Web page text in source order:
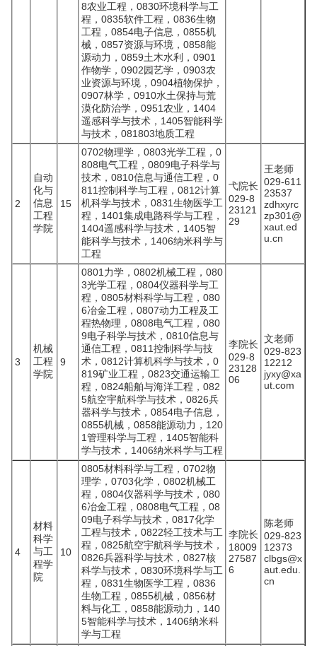
8农业工程，0830环境科学与工
程，0835软件工程，0836生物
工程，0854电子信息，0855机
械，0857资源与环境，0858能
源动力，0859土木水利，0901
作物学，0902园艺学，0903农
业资源与环境，0904植物保护，
0907林学，0910水土保持与荒
漠化防治学，0951农业，1404
遥感科学与技术，1405智能科学
与技术，081803地质工程
2
自动
化与
信息
工程
学院
15
0702物理学，0803光学工程，0
808电气工程，0809电子科学与
技术，0810信息与通信工程，0
811控制科学与工程，0812计算
机科学与技术，0831生物医学工
程，1401集成电路科学与工程，
1404遥感科学与技术，1405智
能科学与技术，1406纳米科学与
工程
弋院长
029-8
23121
29
王老师
029-611
23537
zdhxyrc
zp301@
xaut.ed
u.cn
3
机械
工程
学院
9
0801力学，0802机械工程，080
3光学工程，0804仪器科学与工
程，0805材料科学与工程，080
6冶金工程，0807动力工程及工
程热物理，0808电气工程，080
9电子科学与技术，0810信息与
通信工程，0811控制科学与技
术，0812计算机科学与技术，0
819矿业工程，0823交通运输工
程，0824船舶与海洋工程，082
5航空宇航科学与技术，0826兵
器科学与技术，0854电子信息，
0855机械，0858能源动力，120
1管理科学与工程，1405智能科
学与技术，1406纳米科学与工程
李院长
029-8
23128
06
文老师
029-823
12212
jyxy@xa
ut.com
4
材料
科学
与工
程学
院
10
0805材料科学与工程，0702物
理学，0703化学，0802机械工
程，0804仪器科学与技术，080
6冶金工程，0808电气工程，08
09电子科学与技术，0817化学
工程与技术，0822轻工技术与工
程，0825航空宇航科学与技术，
0826兵器科学与技术，0827核
科学与技术，0830环境科学与工
程，0831生物医学工程，0836
生物工程，0855机械，0856材
料与化工，0858能源动力，140
5智能科学与技术，1406纳米科
学与工程
李院长
18009
27587
6
陈老师
029-823
12373
clbgs@x
aut.edu.
cn